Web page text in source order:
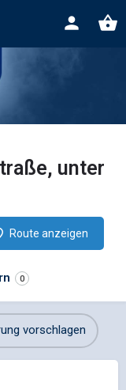
unter
Route anzeigen
0
vorschlagen